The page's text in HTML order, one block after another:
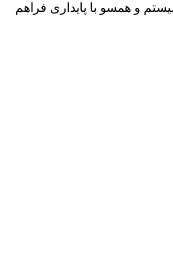
و همسو با پایداری فراهم